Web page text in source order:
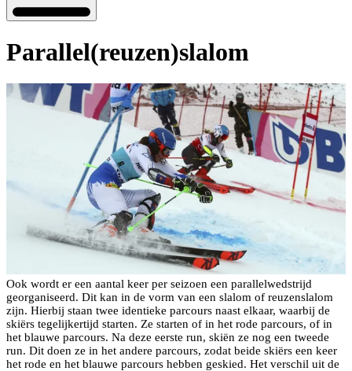
Parallel(reuzen)slalom
Ook wordt er een aantal keer per seizoen een parallelwedstrijd
georganiseerd. Dit kan in de vorm van een slalom of reuzenslalom
zijn. Hierbij staan twee identieke parcours naast elkaar, waarbij de
skiërs tegelijkertijd starten. Ze starten of in het rode parcours, of in
het blauwe parcours. Na deze eerste run, skiën ze nog een tweede
run. Dit doen ze in het andere parcours, zodat beide skiërs een keer
het rode en het blauwe parcours hebben geskied. Het verschil uit de